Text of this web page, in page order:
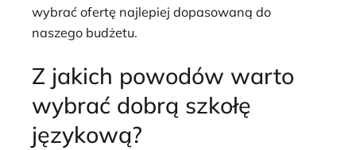
wybrać ofertę najlepiej dopasowaną do
naszego budżetu.
Z jakich powodów warto
wybrać dobrą szkołę
językową?